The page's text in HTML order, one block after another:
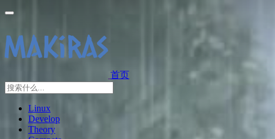
首页
Linux
Develop
Theory